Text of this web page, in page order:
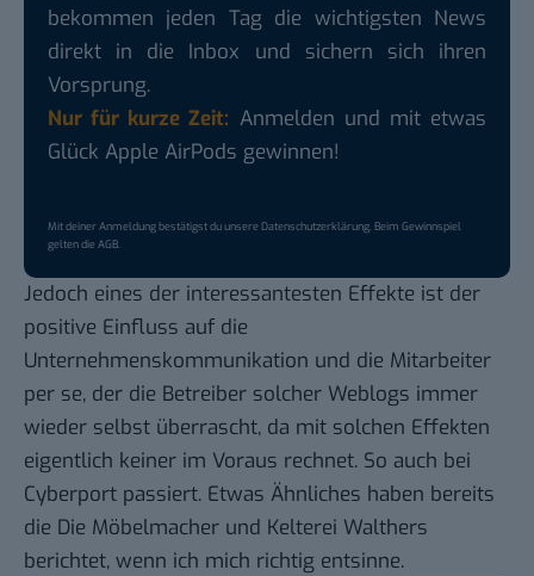
bekommen jeden Tag die wichtigsten News
direkt in die Inbox und sichern sich ihren
Vorsprung.
Nur für kurze Zeit: Anmelden und mit etwas
Glück Apple AirPods gewinnen!
Mit deiner Anmeldung bestätigst du unsereDatenschutzerklärung. Beim Gewinnspiel
gelten dieAGB.
Jedoch eines der interessantesten Effekte ist der
positive Einfluss auf die
Unternehmenskommunikation und die Mitarbeiter
per se, der die Betreiber solcher Weblogs immer
wieder selbst überrascht, da mit solchen Effekten
eigentlich keiner im Voraus rechnet. So auch bei
Cyberport passiert. Etwas Ähnliches haben bereits
die Die Möbelmacher und Kelterei Walthers
berichtet, wenn ich mich richtig entsinne.